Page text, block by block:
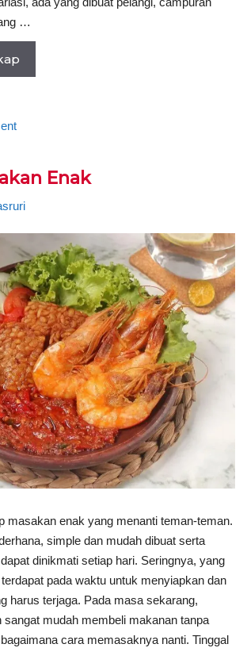
…
Enak
masakan enak yang menanti teman-teman.
simple dan mudah dibuat serta
dinikmati setiap hari. Seringnya, yang
pada waktu untuk menyiapkan dan
harus terjaga. Pada masa sekarang,
sangat mudah membeli makanan tanpa
cara memasaknya nanti. Tinggal